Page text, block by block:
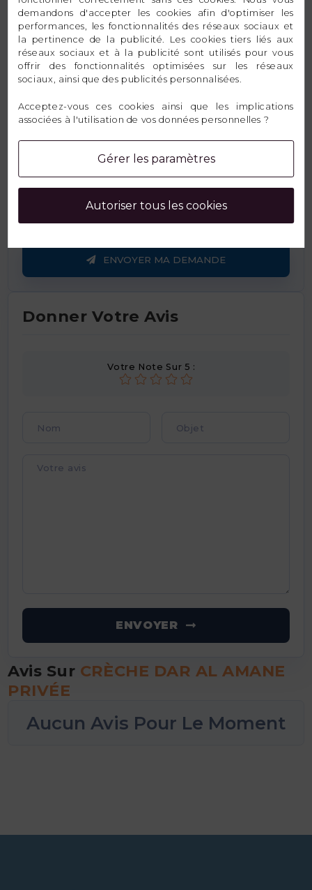
Email
Message
ENVOYER MA DEMANDE
Donner Votre Avis
Votre Note Sur 5 :
ENVOYER
Avis Sur CRÈCHE DAR AL AMANE
PRIVÉE
Aucun Avis Pour Le Moment
demandons d'accepter les cookies afin d'optimiser les
performances, les fonctionnalités des réseaux sociaux et
la pertinence de la publicité. Les cookies tiers liés aux
réseaux sociaux et à la publicité sont utilisés pour vous
offrir des fonctionnalités optimisées sur les réseaux
sociaux, ainsi que des publicités personnalisées.
Acceptez-vous ces cookies ainsi que les implications
associées à l'utilisation de vos données personnelles ?
Gérer les paramètres
Autoriser tous les cookies